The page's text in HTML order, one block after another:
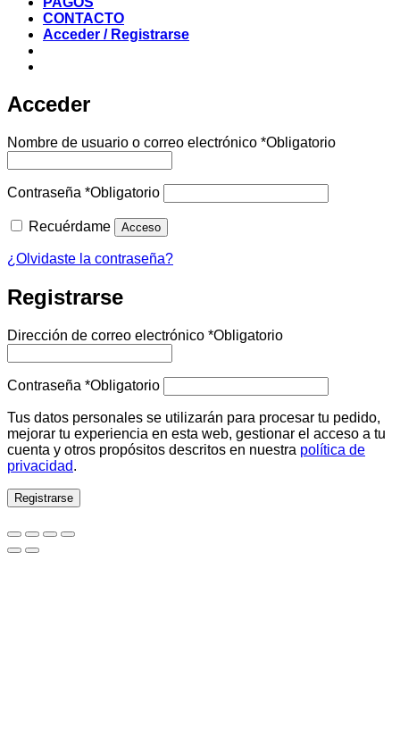
CONTACTO
Acceder / Registrarse
Acceder
Nombre de usuario o correo electrónico *Obligatorio
Contraseña *Obligatorio
Recuérdame Acceso
¿Olvidaste la contraseña?
Registrarse
Dirección de correo electrónico *Obligatorio
Contraseña *Obligatorio
Tus datos personales se utilizarán para procesar tu pedido,
mejorar tu experiencia en esta web, gestionar el acceso a tu
cuenta y otros propósitos descritos en nuestra política de
privacidad.
Registrarse